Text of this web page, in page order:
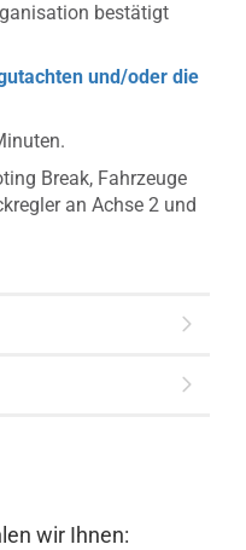
bestätigt
und/oder die
Break, Fahrzeuge
an Achse 2 und
wir Ihnen: